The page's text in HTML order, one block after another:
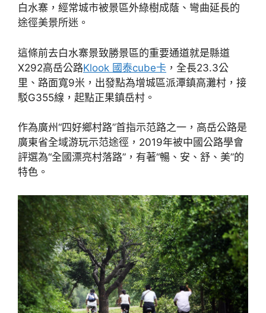
白水寨，經常城市被景區外綠樹成蔭、彎曲延長的
途徑美景所迷。
這條前去白水寨景致勝景區的重要通道就是縣道
X292高岳公路Klook 國泰cube卡 ，全長23.3公
里、路面寬9米，出發點為增城區派潭鎮高灘村，接
駁G355線，起點正果鎮岳村。
作為廣州“四好鄉村路”首指示范路之一，高岳公路是
廣東省全域游玩示范途徑，2019年被中國公路學會
評選為“全國漂亮村落路”，有著“暢、安、舒、美”的
特色。